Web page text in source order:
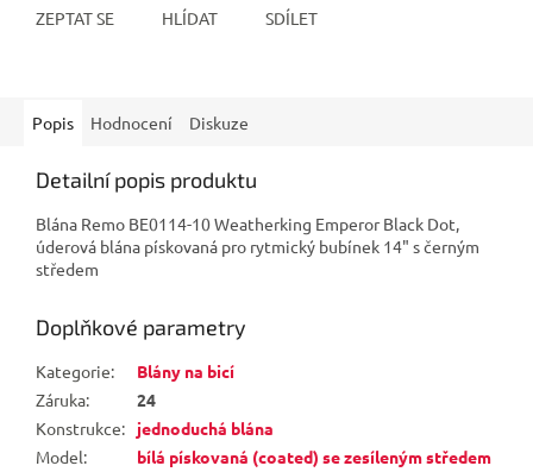
ZEPTAT SE HLÍDAT SDÍLET
Popis Hodnocení Diskuze
Detailní popis produktu
Blána Remo BE0114-10 Weatherking Emperor Black Dot,
úderová blána pískovaná pro rytmický bubínek 14" s černým
středem
Doplňkové parametry
Kategorie:
Blány na bicí
Záruka:
24
Konstrukce:
jednoduchá blána
Model:
bílá pískovaná (coated) se zesíleným středem